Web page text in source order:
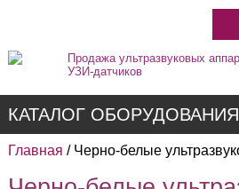
Продажа ультразвуковых
УЗИ-датчиков
КАТАЛОГ ОБОРУДОВАНИЯ
Главная / Черно-белые